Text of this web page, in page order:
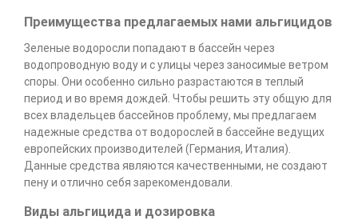
Преимущества предлагаемых нами альгицидов
Зеленые водоросли попадают в бассейн через
водопроводную воду и с улицы через заносимые ветром
споры. Они особенно сильно разрастаются в теплый
период и во время дождей. Чтобы решить эту общую для
всех владельцев бассейнов проблему, мы предлагаем
надежные средства от водорослей в бассейне ведущих
европейских производителей (Германия, Италия).
Данные средства являются качественными, не создают
пену и отлично себя зарекомендовали.
Виды альгицида и дозировка